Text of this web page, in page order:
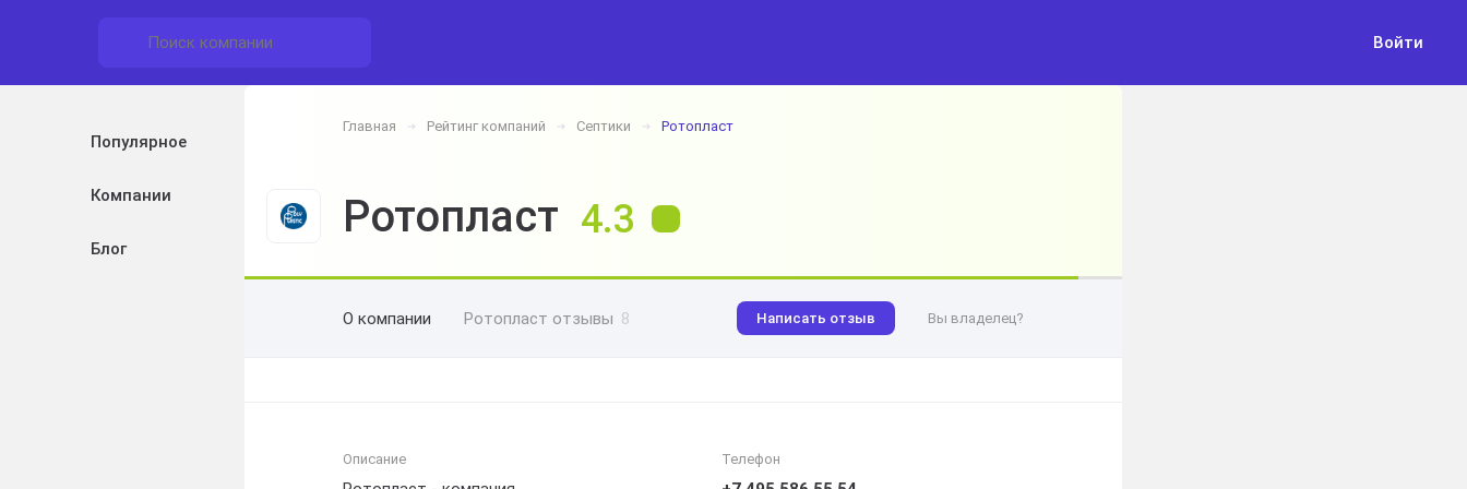
Войти
Популярное
Компании
Блог
Главная ➔ Рейтинг компаний ➔ Септики ➔ Ротопласт
Ротопласт 4.3
О компании Ротопласт отзывы 8 Написать отзыв Вы владелец?
Описание Телефон